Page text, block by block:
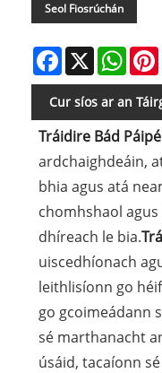
Seol Fiosrúchán
Facebook
X
Cur síos ar an
Tráidire Bád
ardchaighdeáin,
bhia agus atá
chomhshaol
dhíreach le bia.
uiscedhíonach
leithlisíonn go
go gcoimeádann
sé marthanacht
úsáid, tacaíonn